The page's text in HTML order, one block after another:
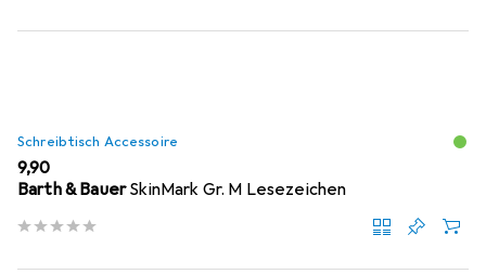
Schreibtisch Accessoire
EUR
9,90
Barth & BauerSkinMark Gr. M Lesezeichen